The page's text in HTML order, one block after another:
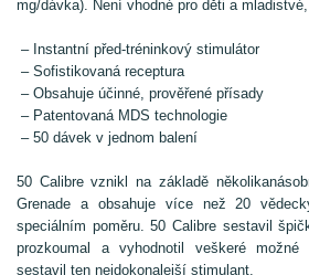
mg/dávka). Není vhodné pro děti a
– Instantní před-tréninkový stimulátor
– Sofistikovaná receptura
– Obsahuje účinné, prověřené přísady
– Patentovaná MDS technologie
– 50 dávek v jednom balení
50 Calibre vznikl na základě
Grenade a obsahuje více než 20
speciálním poměru. 50 Calibre sestavil
prozkoumal a vyhodnotil veškeré
sestavil ten nejdokonalejší stimulant.